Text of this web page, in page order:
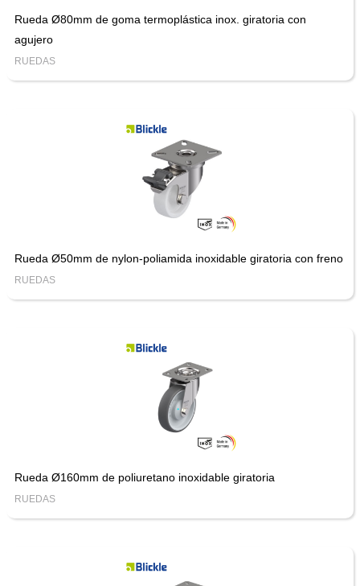
Rueda Ø80mm de goma termoplástica inox. giratoria con
agujero
RUEDAS
Rueda Ø50mm de nylon-poliamida inoxidable giratoria con freno
RUEDAS
Rueda Ø160mm de poliuretano inoxidable giratoria
RUEDAS